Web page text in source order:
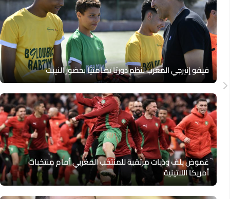
فيفو إنيرجي المغرب تنظم دوريًا تضامنيًا بحضور النيبت
غموض يلف ودّيات مرتقبة للمنتخب المغربي أمام منتخبات
أمريكا اللاتينية